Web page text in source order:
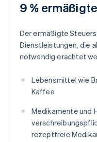
9 %
Der ermäßigte
Dienstleistungen, die
notwendig erachtet
Lebensmittel wie
Kaffee
Medikamente und
rezeptfreie